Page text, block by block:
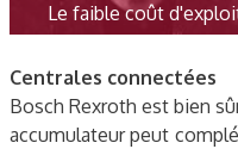
Le faible coût
Centrales connectées
Bosch Rexroth est bien
accumulateur peut